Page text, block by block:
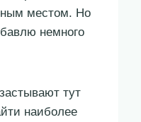
местом. Но
немного
тут
наиболее